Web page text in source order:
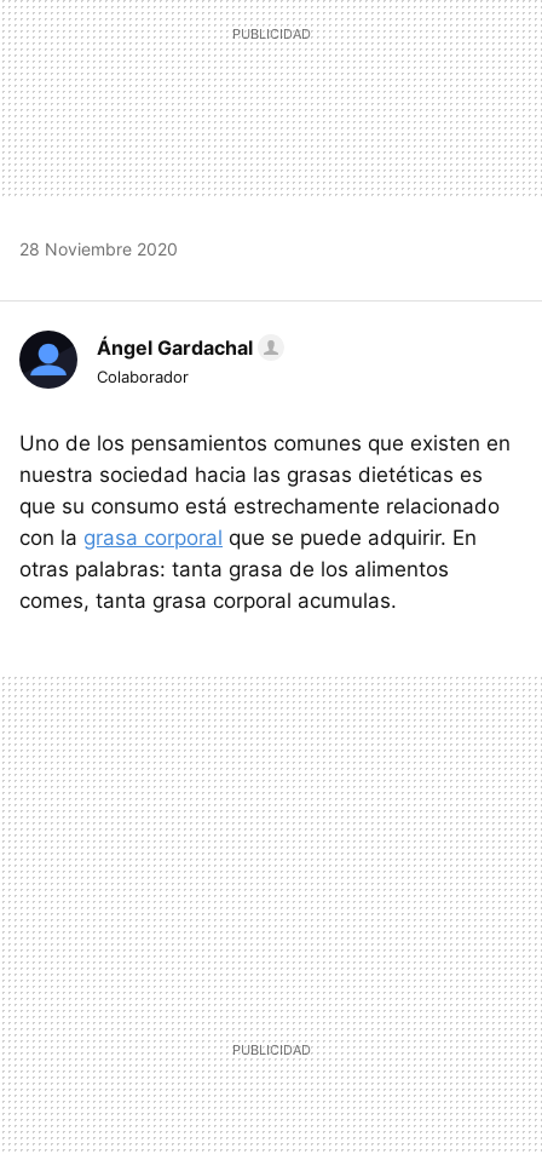
28 Noviembre 2020
Ángel Gardachal
Colaborador
Uno de los pensamientos comunes que existen en
nuestra sociedad hacia las grasas dietéticas es
que su consumo está estrechamente relacionado
con la grasa corporal que se puede adquirir. En
otras palabras: tanta grasa de los alimentos
comes, tanta grasa corporal acumulas.